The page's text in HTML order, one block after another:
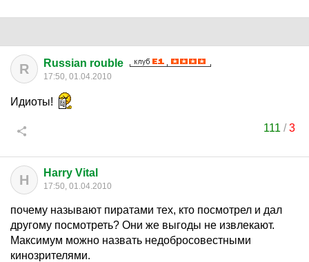
R Russian rouble
17:50, 01.04.2010
Идиоты!
111 /3
H Harry Vital
17:50, 01.04.2010
почему называют пиратами тех, кто посмотрел и дал
другому посмотреть? Они же выгоды не извлекают.
Максимум можно назвать недобросовестными
кинозрителями.